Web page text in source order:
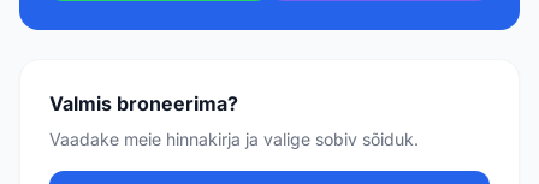
Valmis broneerima?
Vaadake meie hinnakirja ja valige sobiv sõiduk.